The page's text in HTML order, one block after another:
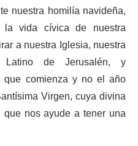
nuestra homilía navideña,
la vida cívica de nuestra
a nuestra Iglesia, nuestra
Latino de Jerusalén, y
comienza y no el año
Virgen, cuya divina
nos ayude a tener una